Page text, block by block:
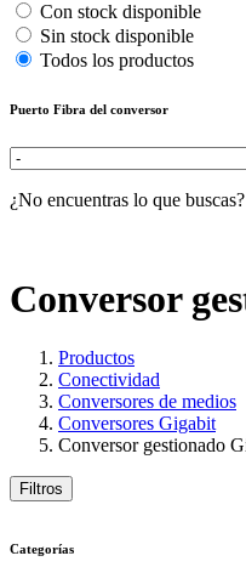
Con stock disponible
Sin stock disponible
Todos los productos
Puerto Fibra del conversor
¿No encuentras lo que buscas?
Conversor
Productos
Conectividad
Conversores de medios
Conversores Gigabit
Conversor gestionado
Filtros
Categorías